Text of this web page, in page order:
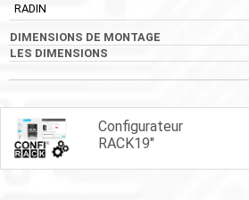
RADIN
Configurateur
RACK19"